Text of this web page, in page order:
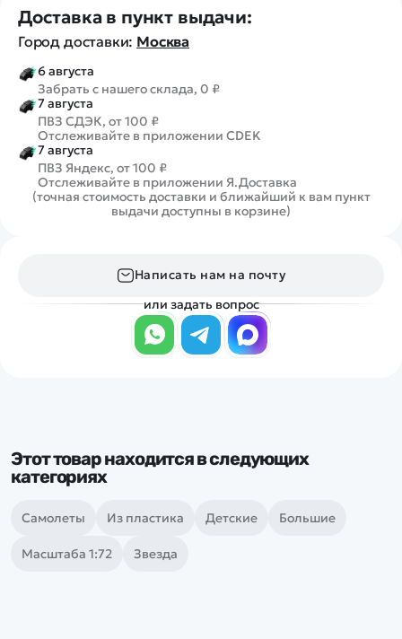
Доставка в пункт выдачи:
Город доставки: Москва
6 августа
Забрать с нашего склада, 0 ₽
7 августа
ПВЗ СДЭК, от 100 ₽
Отслеживайте в приложении CDEK
7 августа
ПВЗ Яндекс, от 100 ₽
Отслеживайте в приложении Я.Доставка
(точная стоимость доставки и ближайший к вам пункт
выдачи доступны в корзине)
Написать нам на почту
или задать вопрос
Этот товар находится в следующих
категориях
Самолеты Из пластика Детские Большие
Масштаба 1:72 Звезда